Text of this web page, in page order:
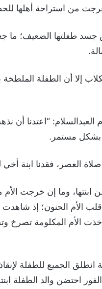
جسد طفلتها الضعيف؛ ما
إلا أن الطفلة الملطخة
“اعتدنا أن
العصر، فقدنا ابنة
وما إن خرجت الأم
الأم المكلومة تصرخ
الجميع للطفلة
احتضن والد الطفلة